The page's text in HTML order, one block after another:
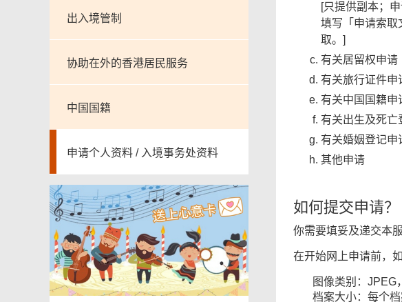
出入境管制
协助在外的香港居民服务
中国国籍
申请个人资料 / 入境事务处资料
[只提供副本；
填写「申请索取
取。]
有关居留权申请
有关旅行证件申
有关中国国籍申
有关出生及死亡
有关婚姻登记申
其他申请
如何提交申请？
你需要填妥及递交本
在开始网上申请前，
图像类别：JPEG，
档案大小：每个档